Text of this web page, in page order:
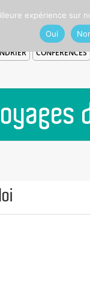
CONFÉRENCES
expérience
Oui